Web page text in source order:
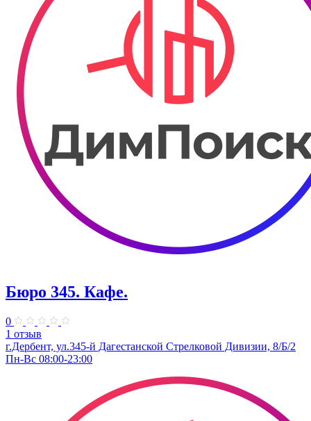
Бюро 345. Кафе.
0
1 отзыв
г.Дербент, ​ул.345-й Дагестанской Стрелковой Дивизии, 8/Б/2
Пн-Вс 08:00-23:00